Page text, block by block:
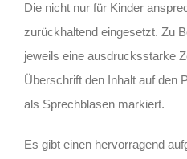
Die nicht nur für Kinder
zurückhaltend eingesetzt. Zu
jeweils eine ausdrucksstarke
Überschrift den Inhalt auf den
als Sprechblasen markiert.
Es gibt einen hervorragend